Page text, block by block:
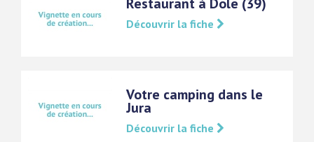
Découvrir la fiche
Votre camping dans le
Jura
Découvrir la fiche